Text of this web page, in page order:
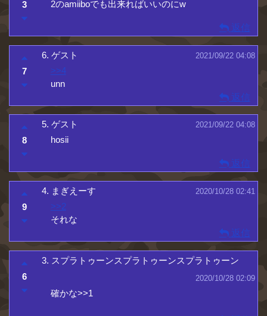
2のamiiboでも出来ればいいのにw
3
返信
6.ゲスト 2021/09/22 04:08
>>4
unn
7
返信
5.ゲスト 2021/09/22 04:08
hosii
8
返信
4. まぎえーす 2020/10/28 02:41
>>2
それな
9
返信
3. スプラトゥーンスプラトゥーンスプラトゥーン
2020/10/28 02:09
確かな>>1
6